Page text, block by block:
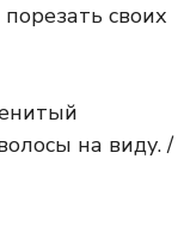
своих
на виду. /